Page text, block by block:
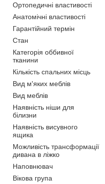
Ортопедичні властивості
Анатомічні властивості
Гарантійний термін
Стан
Категорія оббивної
тканини
Кількість спальних місць
Вид м'яких меблів
Вид меблів
Наявність ніши для
білизни
Наявність висувного
ящика
Можливість трансформації
дивана в ліжко
Наповнювач
Вікова група